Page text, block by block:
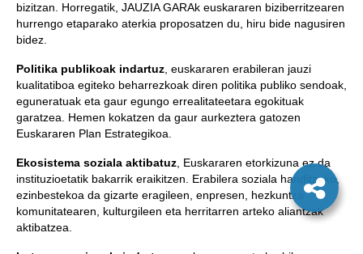
bizitzan. Horregatik, JAUZIA GARAk euskararen biziberritzearen
hurrengo etaparako aterkia proposatzen du, hiru bide nagusiren
bidez.
Politika publikoak indartuz , euskararen erabileran jauzi
kualitatiboa egiteko beharrezkoak diren politika publiko sendoak,
eguneratuak eta gaur egungo errealitateetara egokituak
garatzea. Hemen kokatzen da gaur aurkeztera gatozen
Euskararen Plan Estrategikoa.
Ekosistema soziala aktibatuz , Euskararen etorkizuna ez da
instituzioetatik bakarrik eraikitzen. Erabilera soziala handitzeko,
ezinbestekoa da gizarte eragileen, enpresen, hezkuntza
komunitatearen, kulturgileen eta herritarren arteko aliantzak
aktibatzea.